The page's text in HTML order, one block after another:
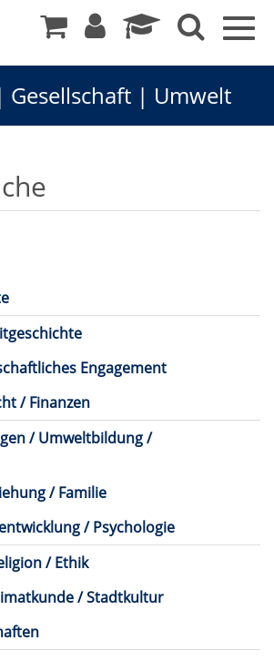
Gesellschaft | Umwelt
Engagement
/ Finanzen
/ Umweltbildung /
/ Familie
/ Psychologie
/ Ethik
/ Stadtkultur